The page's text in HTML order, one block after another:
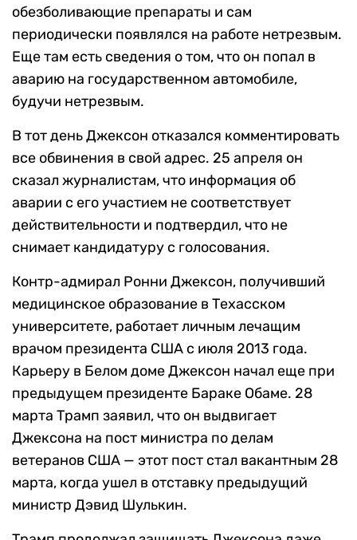
обезболивающие препараты и сам
периодически появлялся на работе нетрезвым.
Еще там есть сведения о том, что он попал в
аварию на государственном автомобиле,
будучи нетрезвым.
В тот день Джексон отказался комментировать
все обвинения в свой адрес. 25 апреля он
сказал журналистам, что информация об
аварии с его участием не соответствует
действительности и подтвердил, что не
снимает кандидатуру с голосования.
Контр-адмирал Ронни Джексон, получивший
медицинское образование в Техасском
университете, работает личным лечащим
врачом президента США с июля 2013 года.
Карьеру в Белом доме Джексон начал еще при
предыдущем президенте Бараке Обаме. 28
марта Трамп заявил, что он выдвигает
Джексона на пост министра по делам
ветеранов США — этот пост стал вакантным 28
марта, когда ушел в отставку предыдущий
министр Дэвид Шулькин.